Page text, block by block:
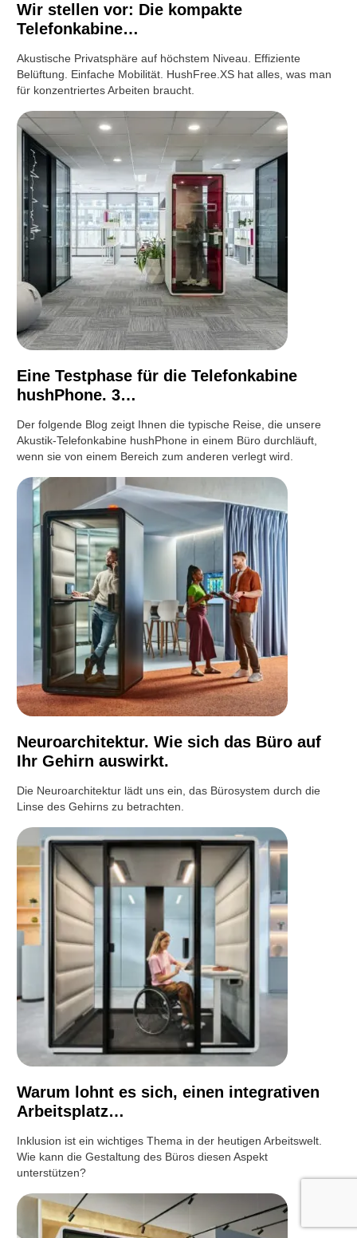
Wir stellen vor: Die kompakte
Telefonkabine…
Akustische Privatsphäre auf höchstem Niveau. Effiziente
Belüftung. Einfache Mobilität. HushFree.XS hat alles, was man
für konzentriertes Arbeiten braucht.
Eine Testphase für die Telefonkabine
hushPhone. 3…
Der folgende Blog zeigt Ihnen die typische Reise, die unsere
Akustik-Telefonkabine hushPhone in einem Büro durchläuft,
wenn sie von einem Bereich zum anderen verlegt wird.
Neuroarchitektur. Wie sich das Büro auf
Ihr Gehirn auswirkt.
Die Neuroarchitektur lädt uns ein, das Bürosystem durch die
Linse des Gehirns zu betrachten.
Warum lohnt es sich, einen integrativen
Arbeitsplatz…
Inklusion ist ein wichtiges Thema in der heutigen Arbeitswelt.
Wie kann die Gestaltung des Büros diesen Aspekt
unterstützen?